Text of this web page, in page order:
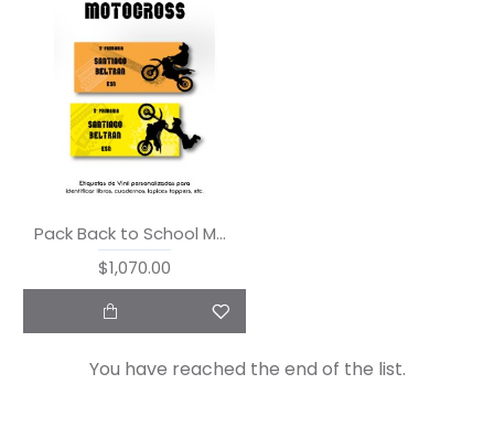
Pack Back to School Motocross
$1,070.00
You have reached the end of the list.